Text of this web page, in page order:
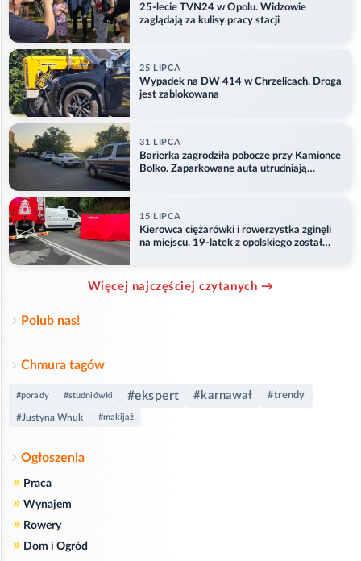
25-lecie TVN24 w Opolu. Widzowie
zaglądają za kulisy pracy stacji
25 LIPCA
Wypadek na DW 414 w Chrzelicach. Droga
jest zablokowana
31 LIPCA
Barierka zagrodziła pobocze przy Kamionce
Bolko. Zaparkowane auta utrudniają
15 LIPCA
Kierowca ciężarówki i rowerzystka zginęli
na miejscu. 19-latek z opolskiego został
Więcej najczęściej czytanych →
Polub nas!
Chmura tagów
#porady #studniówki #ekspert #karnawał #trendy
#Justyna Wnuk #makijaż
Ogłoszenia
» Praca
» Wynajem
» Rowery
» Dom i Ogród